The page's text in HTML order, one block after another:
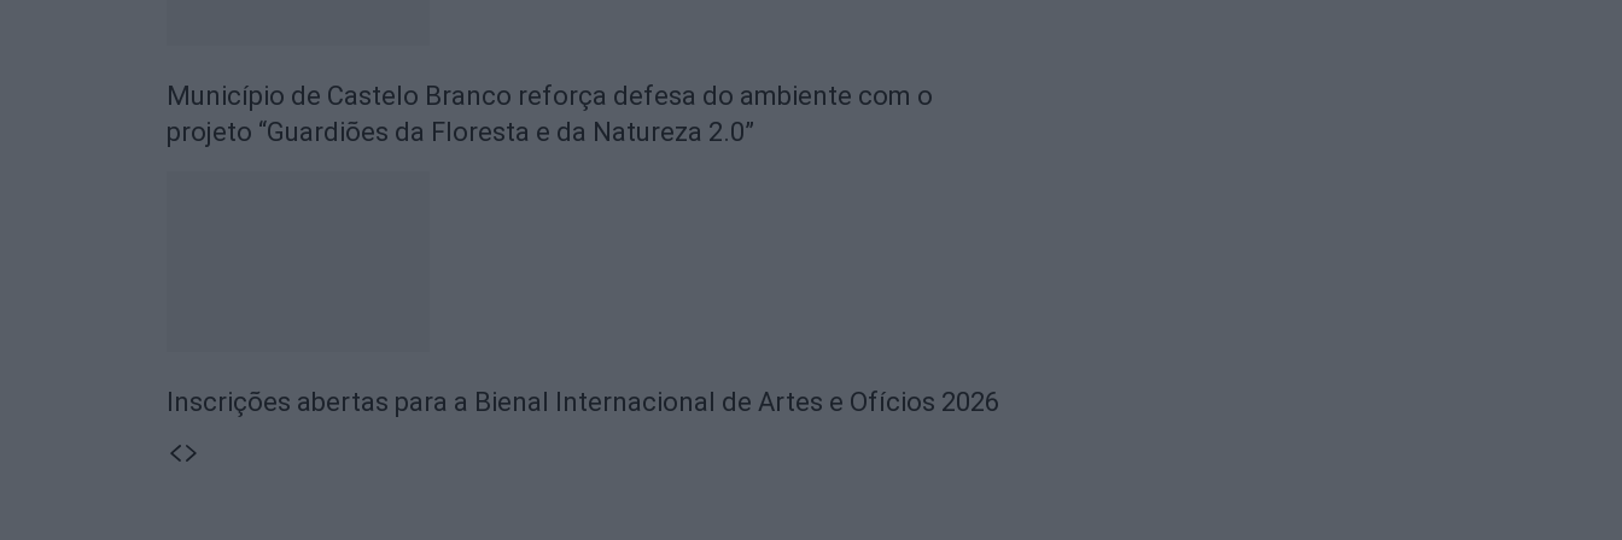
Município de Castelo Branco reforça defesa do ambiente com o
projeto “Guardiões da Floresta e da Natureza 2.0”
Inscrições abertas para a Bienal Internacional de Artes e Ofícios 2026